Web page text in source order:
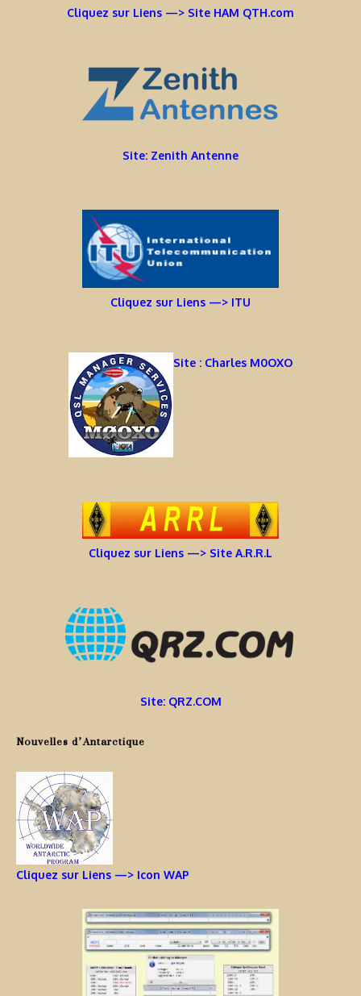
Cliquez sur Liens —> Site HAM QTH.com
Site: Zenith Antenne
Cliquez sur Liens —> ITU
Site : Charles M0OXO
Cliquez sur Liens —> Site A.R.R.L
Site: QRZ.COM
Nouvelles d’Antarctique
Cliquez sur Liens —> Icon WAP